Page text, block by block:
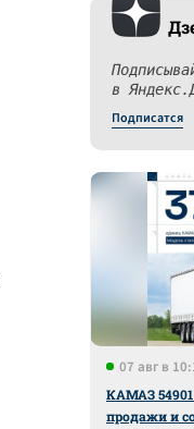
в
Подписатся
07 авг в
КАМАЗ
продажи и